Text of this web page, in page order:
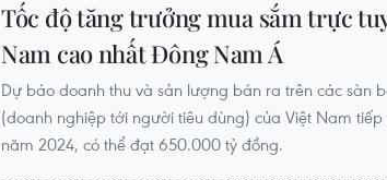
Tốc độ tăng trưởng mua sắm trực
Nam cao nhất Đông Nam Á
Dự báo doanh thu và sản lượng bán ra trên các sàn
(doanh nghiệp tới người tiêu dùng) của Việt Nam
năm 2024, có thể đạt 650.000 tỷ đồng.